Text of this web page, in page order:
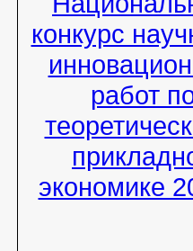
конкурс
работ
экономике